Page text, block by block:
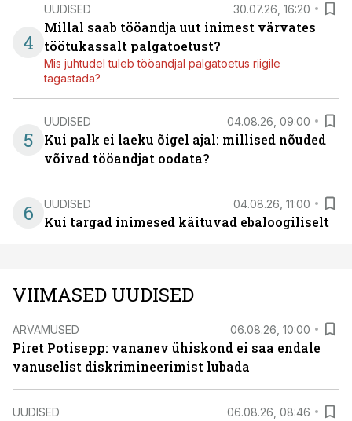
4
UUDISED 30.07.26, 16:20
Millal saab tööandja uut inimest värvates
töötukassalt palgatoetust?
Mis juhtudel tuleb tööandjal palgatoetus riigile
tagastada?
5
UUDISED 04.08.26, 09:00
Kui palk ei laeku õigel ajal: millised nõuded
võivad tööandjat oodata?
6 UUDISED 04.08.26, 11:00
Kui targad inimesed käituvad ebaloogiliselt
VIIMASED UUDISED
ARVAMUSED 06.08.26, 10:00
Piret Potisepp: vananev ühiskond ei saa endale
vanuselist diskrimineerimist lubada
UUDISED 06.08.26, 08:46